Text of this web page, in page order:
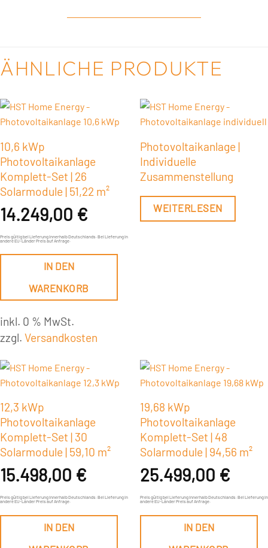
ÄHNLICHE PRODUKTE
10,6 kWp
Photovoltaikanlage
Komplett-Set | 26
Solarmodule | 51,22 m²
14.249,00 €
Preis gültig bei Lieferung innerhalb Deutschlands. Bei Lieferung in
andere EU-Länder Preis auf Anfrage.
IN DEN
WARENKORB
inkl. 0 % MwSt.
zzgl. Versandkosten
Photovoltaikanlage |
Individuelle
Zusammenstellung
WEITERLESEN
12,3 kWp
Photovoltaikanlage
Komplett-Set | 30
Solarmodule | 59,10 m²
15.498,00 €
Preis gültig bei Lieferung innerhalb Deutschlands. Bei Lieferung in
andere EU-Länder Preis auf Anfrage.
IN DEN
19,68 kWp
Photovoltaikanlage
Komplett-Set | 48
Solarmodule | 94,56 m²
25.499,00 €
Preis gültig bei Lieferung innerhalb Deutschlands. Bei Lieferung in
andere EU-Länder Preis auf Anfrage.
IN DEN